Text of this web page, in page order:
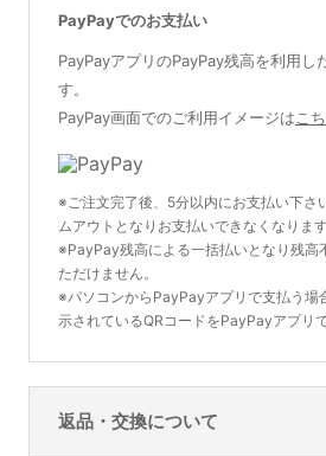
PayPayでのお支払い
PayPayアプリのPayPay残高を利用し
す。
PayPay画面でのご利用イメージは こ
※ご注文完了後、5分以内にお支払い下さ
ムアウトとなりお支払いできなくなります
※PayPay残高による一括払いとなり残高
ただけません。
※パソコンからPayPayアプリで支払う場
示されているQRコードをPayPayアプリ
返品・交換について